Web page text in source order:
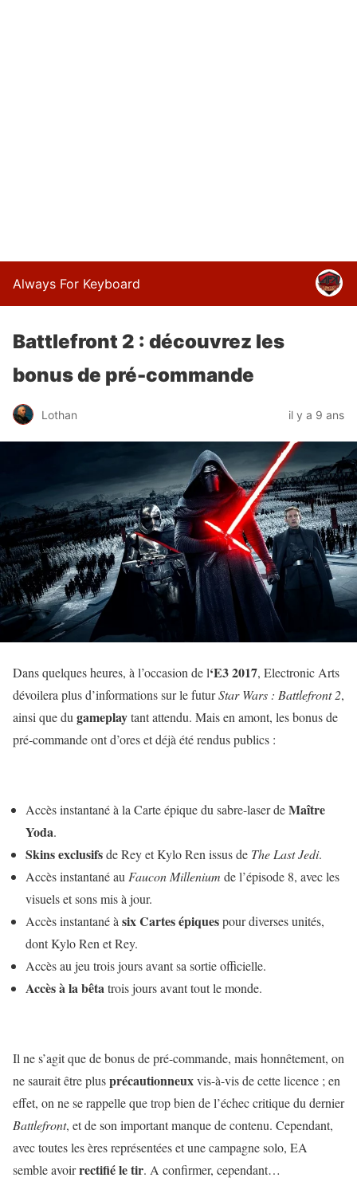
Always For Keyboard
Battlefront 2 : découvrez les
bonus de pré-commande
Lothan il y a 9 ans
Dans quelques heures, à l’occasion de l‘E3 2017, Electronic Arts
dévoilera plus d’informations sur le futurStar Wars : Battlefront 2,
ainsi que du gameplaytant attendu. Mais en amont, les bonus de
pré-commande ont d’ores et déjà été rendus publics :
Accès instantané à la Carte épique du sabre-laser deMaître
Yoda.
Skins exclusifsde Rey et Kylo Ren issus de The Last Jedi.
Accès instantané au Faucon Millenium de l’épisode 8, avec les
visuels et sons mis à jour.
Accès instantané à six Cartes épiquespour diverses unités,
dont Kylo Ren et Rey.
Accès au jeu trois jours avant sa sortie officielle.
Accès à la bêtatrois jours avant tout le monde.
Il ne s’agit que de bonus de pré-commande, mais honnêtement, on
ne saurait être plusprécautionneuxvis-à-vis de cette licence ; en
effet, on ne se rappelle que trop bien de l’échec critique du dernier
Battlefront, et de son important manque de contenu. Cependant,
avec toutes les ères représentées et une campagne solo, EA
semble avoirrectifié le tir. A confirmer, cependant…